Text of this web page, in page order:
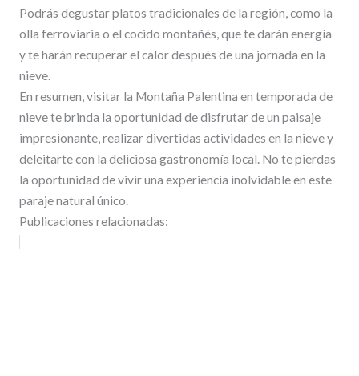
Podrás degustar platos tradicionales de la región, como la
olla ferroviaria o el cocido montañés, que te darán energía
y te harán recuperar el calor después de una jornada en la
nieve.
En resumen, visitar la Montaña Palentina en temporada de
nieve te brinda la oportunidad de disfrutar de un paisaje
impresionante, realizar divertidas actividades en la nieve y
deleitarte con la deliciosa gastronomía local. No te pierdas
la oportunidad de vivir una experiencia inolvidable en este
paraje natural único.
Publicaciones relacionadas: